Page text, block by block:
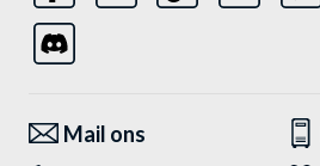
Mail ons